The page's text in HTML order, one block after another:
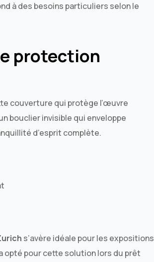
à des besoins particuliers selon le
protection
couverture qui protège l’œuvre
bouclier invisible qui enveloppe
d’esprit complète.
s’avère idéale pour les expositions
opté pour cette solution lors du prêt